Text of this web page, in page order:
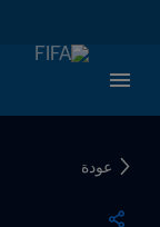
عودة